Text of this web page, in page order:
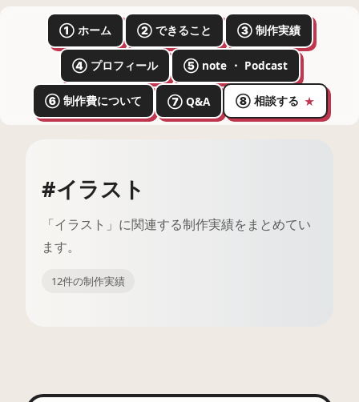
① ホーム ② できること ③ 制作実績
④ プロフィール ⑤ note ・ Podcast
⑥ 制作費について ⑦ Q&A ⑧ 相談する ★
#イラスト
「イラスト」に関連する制作実績をまとめてい
ます。
12件の制作実績